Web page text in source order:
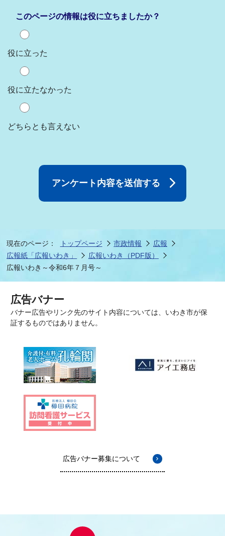
このページの情報は役に立ちましたか？
役に立った
役に立たなかった
どちらとも言えない
現在のページ： トップページ 市政情報
広報
広報紙「広報いわき」
広報いわき（PDF版）
広報いわき～令和6年７月号～
広告バナー
バナー広告やリンク先のサイト内容については、いわき市が保
証するものではありません。
広告バナー募集について